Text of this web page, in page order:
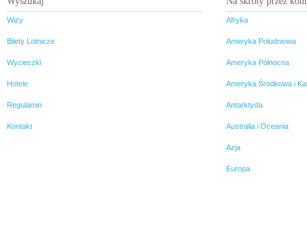
owego chudego jak patyk kraju.
Choć od tamtego czasu minęło
już wiele lat, ciekawość
wyjeździe zapadła dopiero
naprawdę wysocy. Ich wzrost
sięgał często dwóch metrów.
Ciekawe, co Magellan
dzisiejszych koszykarzy?
Wizy
Bilety Lotnicze
Wycieczki
Hotele
Regulamin
Kontakt
Afryka
Ameryka Południowa
Ameryka Północna
Ameryka Środkowa i
Antarktyda
Australia i Oceania
Azja
Europa